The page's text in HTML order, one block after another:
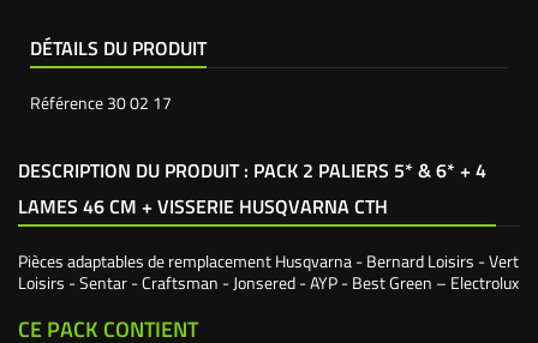
DÉTAILS DU PRODUIT
Référence30 02 17
DESCRIPTION DU PRODUIT : PACK 2 PALIERS 5* & 6* + 4
LAMES 46 CM + VISSERIE HUSQVARNA CTH
Pièces adaptables de remplacement Husqvarna - Bernard Loisirs - Vert
Loisirs - Sentar - Craftsman - Jonsered - AYP - Best Green – Electrolux
CE PACK CONTIENT